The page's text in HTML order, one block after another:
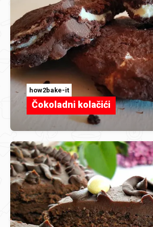
how2bake-it
Čokoladni kolačići